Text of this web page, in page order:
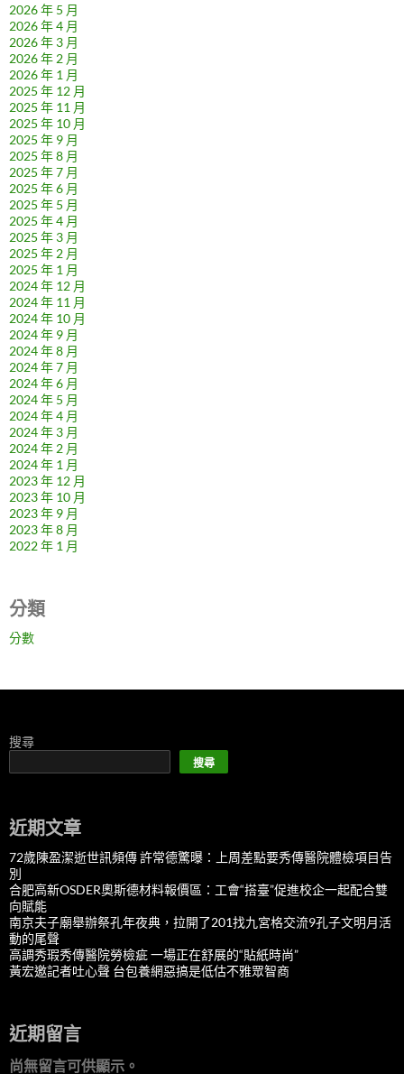
2026 年 5 月
2026 年 4 月
2026 年 3 月
2026 年 2 月
2026 年 1 月
2025 年 12 月
2025 年 11 月
2025 年 10 月
2025 年 9 月
2025 年 8 月
2025 年 7 月
2025 年 6 月
2025 年 5 月
2025 年 4 月
2025 年 3 月
2025 年 2 月
2025 年 1 月
2024 年 12 月
2024 年 11 月
2024 年 10 月
2024 年 9 月
2024 年 8 月
2024 年 7 月
2024 年 6 月
2024 年 5 月
2024 年 4 月
2024 年 3 月
2024 年 2 月
2024 年 1 月
2023 年 12 月
2023 年 10 月
2023 年 9 月
2023 年 8 月
2022 年 1 月
分類
分數
搜尋
搜尋
近期文章
72歲陳盈潔逝世訊頻傳 許常德驚曝：上周差點要秀傳醫院體檢項目告
別
合肥高新OSDER奧斯德材料報價區：工會“搭臺”促進校企一起配合雙
向賦能
南京夫子廟舉辦祭孔年夜典，拉開了201找九宮格交流9孔子文明月活
動的尾聲
高調秀瑕秀傳醫院勞檢疵 一場正在舒展的“貼紙時尚”
黃宏邀記者吐心聲 台包養網惡搞是低估不雅眾智商
近期留言
尚無留言可供顯示。